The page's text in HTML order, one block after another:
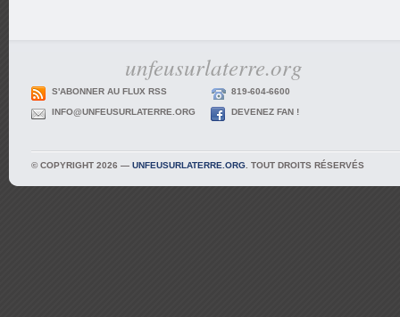
unfeusurlaterre.org
S'ABONNER AU FLUX RSS 819-604-6600
INFO@UNFEUSURLATERRE.ORG DEVENEZ FAN !
© COPYRIGHT 2026 — UNFEUSURLATERRE.ORG . TOUT DROITS RÉSERVÉS